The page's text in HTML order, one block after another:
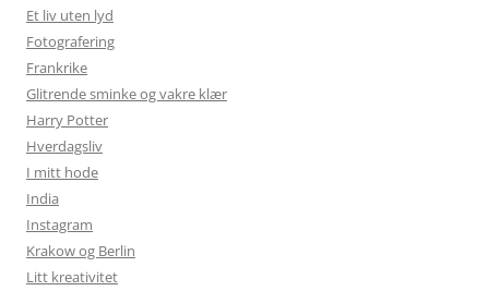
Et liv uten lyd
Fotografering
Frankrike
Glitrende sminke og vakre klær
Harry Potter
Hverdagsliv
I mitt hode
India
Instagram
Krakow og Berlin
Litt kreativitet